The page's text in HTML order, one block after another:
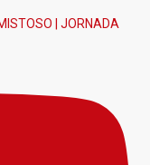
| JORNADA